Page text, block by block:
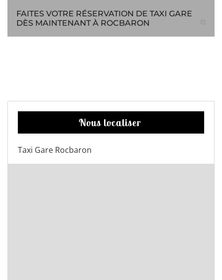
FAITES VOTRE RÉSERVATION DE TAXI GARE
DÈS MAINTENANT À ROCBARON
Nous localiser
Taxi Gare Rocbaron